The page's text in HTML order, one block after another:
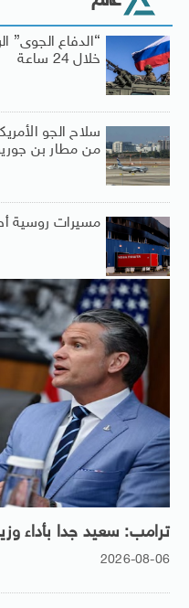
خلال 24 ساعة
سلاح الجو
من مطار بن
مسيرات روسية
ترامب: سعيد جدا بأداء
2026-08-06